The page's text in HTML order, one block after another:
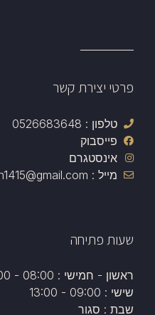
פרטי יצירת קשר
טלפון : 0526683648
פייסבוק
אינסטגרם
מייל : adeenkhan1415@gmail.com
שעות פתיחה
ראשון - חמישי : 08:00 - 18:00
שישי : 09:00 - 13:00
שבת : סגור